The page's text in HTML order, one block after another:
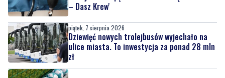
– Dasz Krew'
piątek, 7 sierpnia 2026
Dziewięć nowych trolejbusów wyjechało na
ulice miasta. To inwestycja za ponad 28 mln
zł